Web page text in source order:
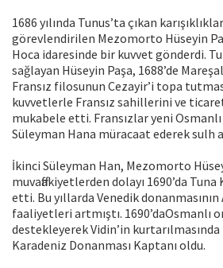
1686 yılında Tunus’ta çıkan
görevlendirilen Mezomorto Hüseyin
Hoca idaresinde bir kuvvet gönderdi.
sağlayan Hüseyin Paşa, 1688’de
Fransız filosunun Cezayir’i topa
kuvvetlerle Fransız sahillerini ve
mukabele etti. Fransızlar yeni
Süleyman Hana müracaat ederek sulh
İkinci Süleyman Han, Mezomorto
muvaffakiyetlerden dolayı 1690’da
etti. Bu yıllarda Venedik donanmasının
faaliyetleri artmıştı. 1690’daOsmanlı
destekleyerek Vidin’in kurtarılmasında
Karadeniz Donanması Kaptanı oldu.